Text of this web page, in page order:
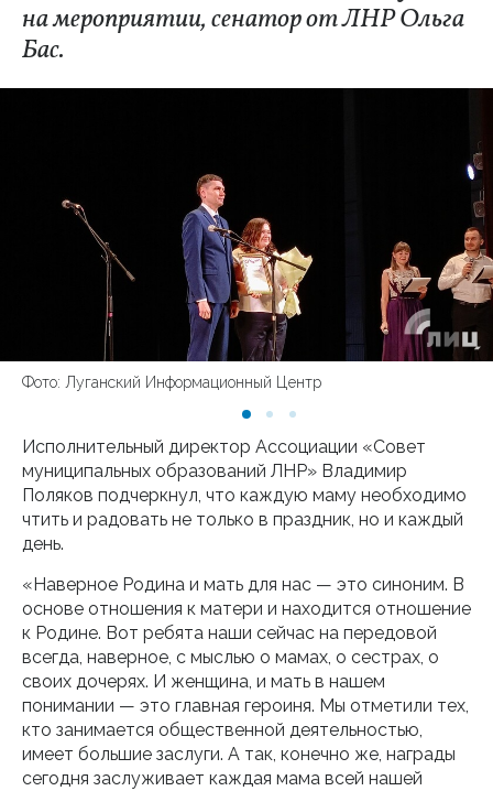
на мероприятии, сенатор от ЛНР Ольга
Бас.
Фото: Луганский Информационный Центр
Исполнительный директор Ассоциации «Совет
муниципальных образований ЛНР» Владимир
Поляков подчеркнул, что каждую маму необходимо
чтить и радовать не только в праздник, но и каждый
день.
«Наверное Родина и мать для нас — это синоним. В
основе отношения к матери и находится отношение
к Родине. Вот ребята наши сейчас на передовой
всегда, наверное, с мыслью о мамах, о сестрах, о
своих дочерях. И женщина, и мать в нашем
понимании — это главная героиня. Мы отметили тех,
кто занимается общественной деятельностью,
имеет большие заслуги. А так, конечно же, награды
сегодня заслуживает каждая мама всей нашей